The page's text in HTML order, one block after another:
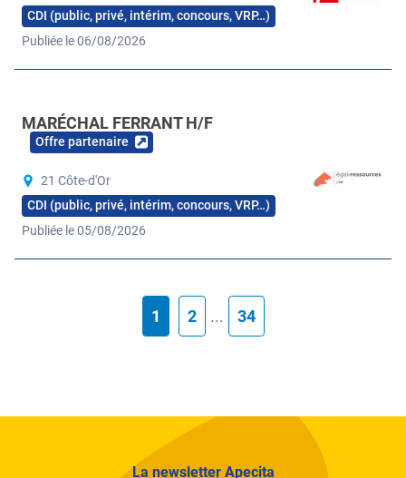
CDI (public, privé, intérim, concours, VRP…)
Publiée le 06/08/2026
MARÉCHAL FERRANT H/F
Offre partenaire
21 Côte-d'Or
CDI (public, privé, intérim, concours, VRP…)
Publiée le 05/08/2026
1 2 ... 34
La newsletter Apecita